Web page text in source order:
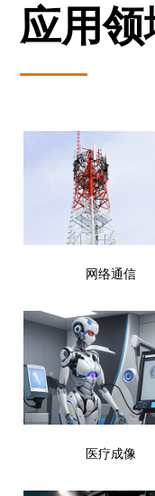
应用领
网络通信
医疗成像